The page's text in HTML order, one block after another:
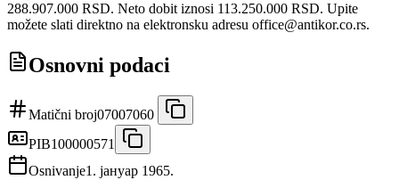
288.907.000 RSD. Neto dobit iznosi 113.250.000 RSD. Upite
možete slati direktno na elektronsku adresu office@antikor.co.rs.
Osnovni podaci
Matični broj07007060
PIB100000571
Osnivanje1. јануар 1965.